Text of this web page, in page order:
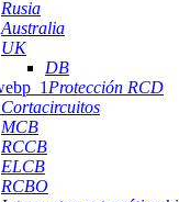
Rusia
Australia
UK
DB
Protección RCD
Cortacircuitos
MCB
RCCB
ELCB
RCBO